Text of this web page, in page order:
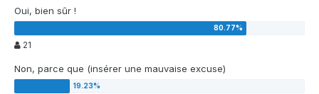
Oui, bien sûr !
21
Non, parce que (insérer une mauvaise excuse)